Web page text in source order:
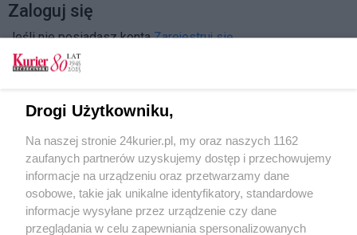
Zaloguj się
Jeśli nie posiadasz kontaZarejestruj się
Zapamiętać?
Drogi Użytkowniku,
Na naszej stronie 24kurier.pl, my oraz naszych 1162
zaufanych partnerów uzyskujemy dostęp i przechowujemy
informacje na urządzeniu oraz przetwarzamy dane
osobowe, takie jak unikalne identyfikatory, standardowe
informacje wysyłane przez urządzenie czy dane
przeglądania w celu zapewniania spersonalizowanych